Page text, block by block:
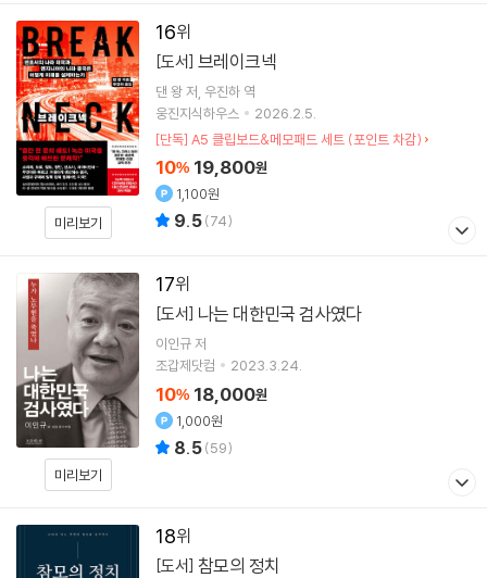
16
미리보기
[도서] 브레이크넥
댄 왕저 우진하 역
웅진지식하우스
2026.2.5.
[단독] A5 클립보드&메모패드 세트 (포인트 차감)
10% 19,800원
1,100원
9.5(74)
17
미리보기
[도서] 나는 대한민국 검사였다
이인규저
조갑제닷컴
2023.3.24.
10% 18,000원
1,000원
8.5(59)
18
[도서] 참모의 정치